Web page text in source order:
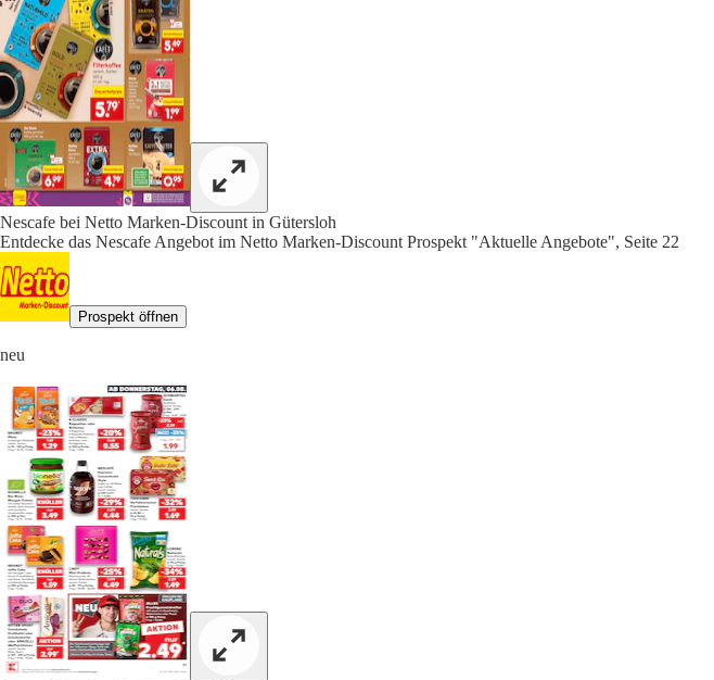
Nescafe bei Netto Marken-Discount in Gütersloh
Entdecke das Nescafe Angebot im Netto Marken-Discount Prospekt "Aktuelle Angebote", Seite 22
Prospekt öffnen
neu